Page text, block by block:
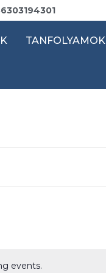
TANFOLYAMOK
events.